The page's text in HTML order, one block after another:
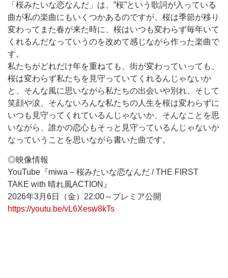
「桜みたいな恋なんだ」は、”桜”という歌詞が入っている
曲が私の楽曲にもいくつかあるのですが、桜は季節が移り
変わってまた春が来た時に、桜はいつも変わらず毎年いて
くれるんだなっていうのを改めて感じながら作った楽曲で
す。
私たちがどれだけ年を重ねても、街が変わっていっても、
桜は変わらず私たちを見守っていてくれるんじゃないか
と、そんな風に思いながら私たちの出会いや別れ、そして
笑顔や涙、そんないろんな私たちの人生を桜は変わらずに
いつも見守ってくれているんじゃないか、そんなことを思
いながら、誰かの恋心もそっと見守っているんじゃないか
なっていうことを思いながら書いた曲です。
◎映像情報
YouTube『miwa – 桜みたいな恋なんだ / THE FIRST
TAKE with 晴れ風ACTION』
2026年3月6日（金）22:00～プレミア公開
https://youtu.be/vL6Xesw8kTs